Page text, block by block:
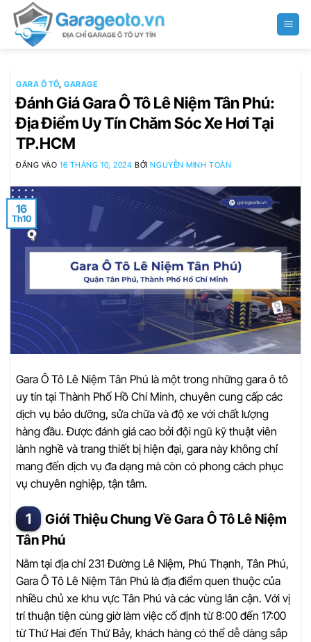
qua
GARA Ô TÔ,GARAGE
Đánh Giá Gara Ô Tô Lê Niệm Tân Phú:
Địa Điểm Uy Tín Chăm Sóc Xe Hơi Tại
TP.HCM
ĐĂNG VÀO16 THÁNG 10, 2024 BỞINGUYỄN MINH TOÀN
16
Th10
Gara Ô Tô Lê Niệm Tân Phú là một trong những gara ô tô
uy tín tại Thành Phố Hồ Chí Minh, chuyên cung cấp các
dịch vụ bảo dưỡng, sửa chữa và độ xe với chất lượng
hàng đầu. Được đánh giá cao bởi đội ngũ kỹ thuật viên
lành nghề và trang thiết bị hiện đại, gara này không chỉ
mang đến dịch vụ đa dạng mà còn có phong cách phục
vụ chuyên nghiệp, tận tâm.
Giới Thiệu Chung Về Gara Ô Tô Lê Niệm
Tân Phú
Nằm tại địa chỉ 231 Đường Lê Niệm, Phú Thạnh, Tân Phú,
Gara Ô Tô Lê Niệm Tân Phú là địa điểm quen thuộc của
nhiều chủ xe khu vực Tân Phú và các vùng lân cận. Với vị
trí thuận tiện cùng giờ làm việc cố định từ 8:00 đến 17:00
từ Thứ Hai đến Thứ Bảy, khách hàng có thể dễ dàng sắp